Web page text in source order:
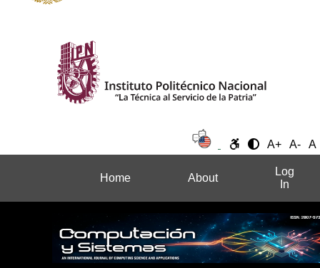
A+ A- A
Home About
Log
In